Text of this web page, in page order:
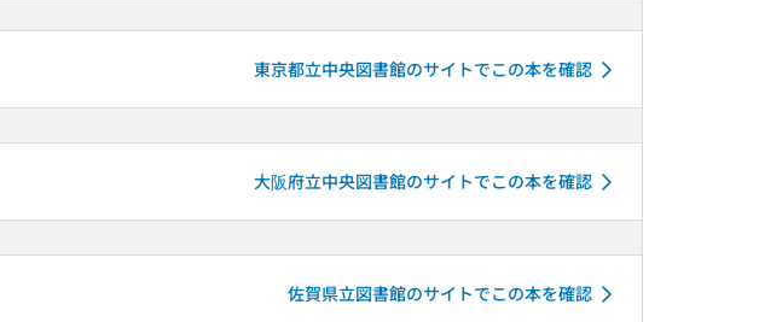
東京都立中央図書館のサイトでこの本を確認
大阪府立中央図書館のサイトでこの本を確認
佐賀県立図書館のサイトでこの本を確認